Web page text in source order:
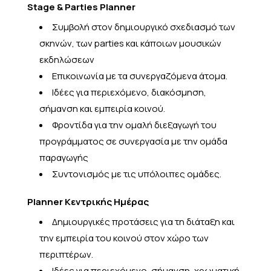
Stage & Parties Planner
Συμβολή στον δημιουργικό σχεδιασμό των
σκηνών, των parties και κάποιων μουσικών
εκδηλώσεων
Επικοινωνία με τα συνεργαζόμενα άτομα.
Ιδέες για περιεχόμενο, διακόσμηση,
σήμανση και εμπειρία κοινού.
Φροντίδα για την ομαλή διεξαγωγή του
προγράμματος σε συνεργασία με την ομάδα
παραγωγής
Συντονισμός με τις υπόλοιπες ομάδες.
Planner Κεντρικής Ημέρας
Δημιουργικές προτάσεις για τη διάταξη και
την εμπειρία του κοινού στον χώρο των
περιπτέρων.